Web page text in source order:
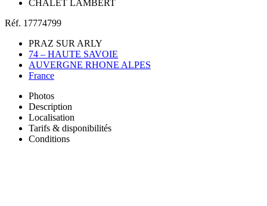
CHALET LAMBERT
Réf. 17774799
PRAZ SUR ARLY
74 – HAUTE SAVOIE
AUVERGNE RHONE ALPES
France
Photos
Description
Localisation
Tarifs & disponibilités
Conditions